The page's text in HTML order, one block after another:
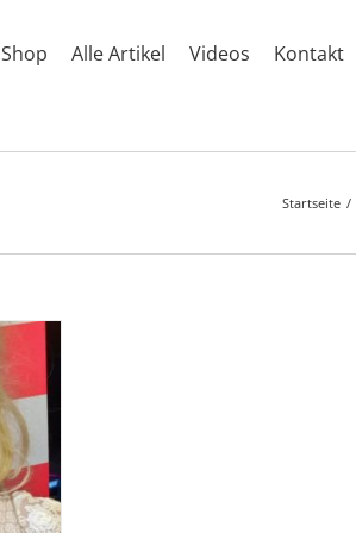
Shop Alle Artikel Videos Kontakt
Startseite